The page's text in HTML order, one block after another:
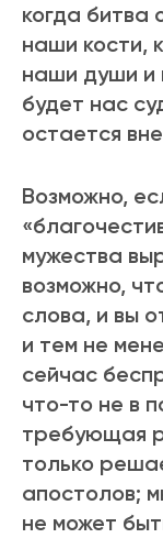
когда битва
наши кости,
наши души и
будет нас
остается
Возможно,
мужества
возможно,
слова, и вы
и тем не
сейчас
что-то не в
тpебующая
только
апостолов;
не может